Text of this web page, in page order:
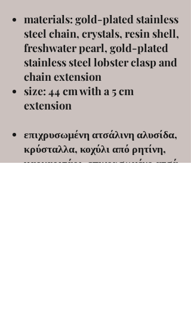
materials: gold-plated stainless
steel chain, crystals, resin shell,
freshwater pearl, gold-plated
stainless steel lobster clasp and
chain extension
size: 44 cm with a 5 cm
extension
επιχρυσωμένη ατσάλινη αλυσίδα,
κρύσταλλα, κοχύλι από ρητίνη,
μαργαριτάρι, επιχρυσωμένο ατσά